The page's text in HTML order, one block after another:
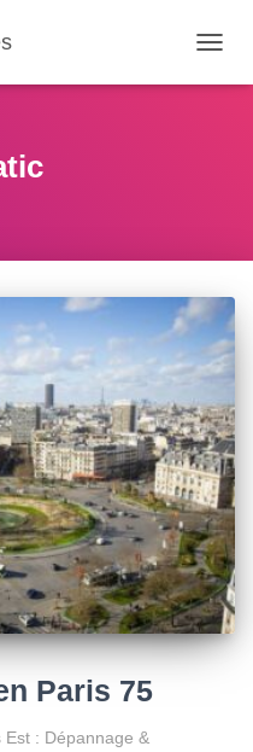
LA
Paris 75
: Dépannage &